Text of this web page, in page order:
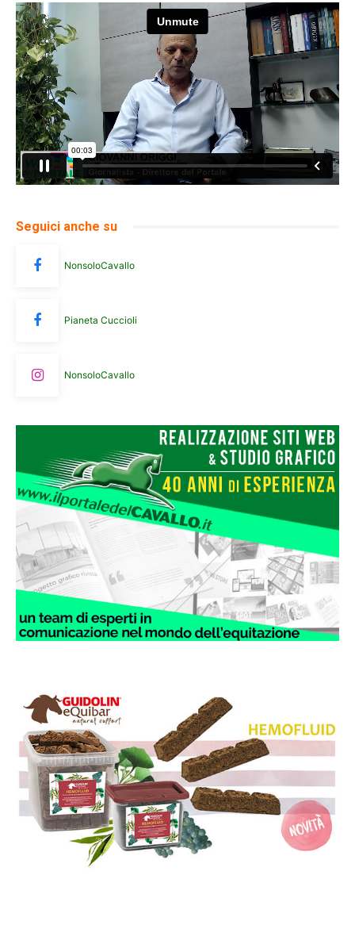
Seguici anche su
NonsoloCavallo
Pianeta Cuccioli
NonsoloCavallo